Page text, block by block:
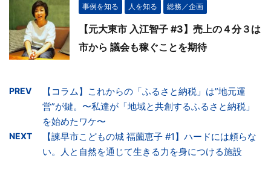
事例を知る 人を知る 総務／企画
【元大東市 入江智子 #3】売上の４分３は
市から 議会も稼ぐことを期待
PREV
【コラム】これからの「ふるさと納税」は”地元運
営”が鍵。〜私達が「地域と共創するふるさと納税」
を始めたワケ〜
NEXT
【諫早市こどもの城 福薗恵子 #1】ハードには頼らな
い。人と自然を通じて生きる力を身につける施設